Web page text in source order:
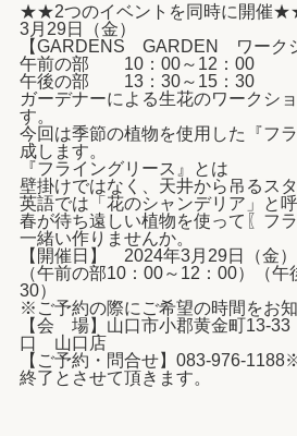
★★2つのイベントを同時に開催
3月29日（金）
【GARDENS GARDEN ワーク
午前の部 10：00～12：00
午後の部 13：30～15：30
ガーデナーによる生花のワークシ
す。
今回は季節の植物を使用した『フ
成します。
『フライングリース』とは
壁掛けではなく、天井から吊るス
英語では「花のシャンデリア」と
春が待ち遠しい植物を使って〖フ
一緒い作りませんか。
【開催日】 2024年3月29日（金
（午前の部10：00～12：00）（午
30）
※ご予約の際にご希望の時間をお知
【会 場】山口市小郡黄金町13-
口 山口店
【ご予約・問合せ】083-976-
終了とさせて頂きます。